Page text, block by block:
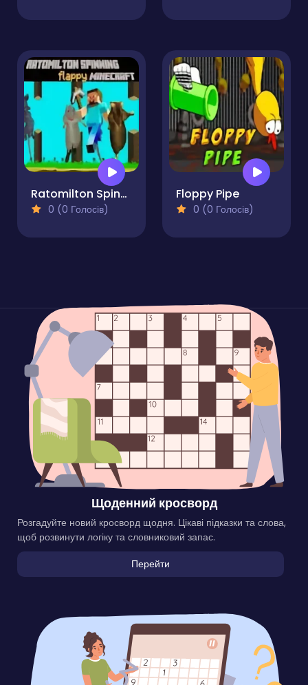
Ratomilton Spinning Flappy Minecraft
0 (0 Голосів)
Floppy Pipe
0 (0 Голосів)
Щоденний кросворд
Розгадуйте новий кросворд щодня. Цікаві підказки та слова,
щоб розвинути логіку та словниковий запас.
Перейти